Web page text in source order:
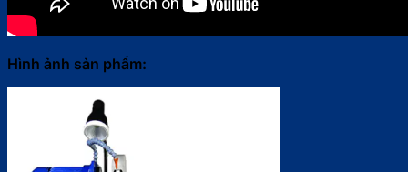
Hình ảnh sản phẩm: